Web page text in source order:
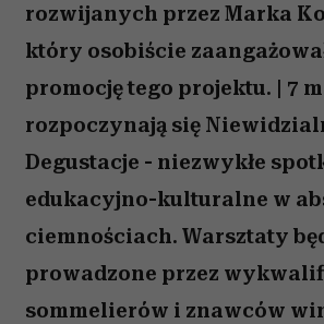
rozwijanych przez Marka
który osobiście
promocję tego projektu. | 7
rozpoczynają się
Degustacje - niezwykłe
edukacyjno-kulturalne w
ciemnościach. Warsztaty
prowadzone przez
sommelierów i znawców